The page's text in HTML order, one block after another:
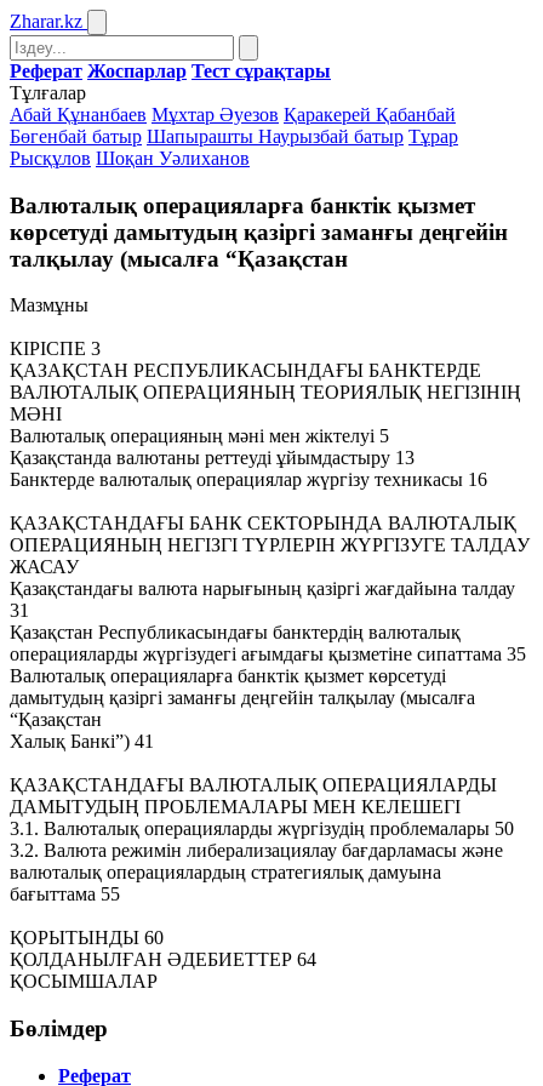
Zharar.kz
Реферат Жоспарлар Тест сұрақтары
Тұлғалар
Абай Құнанбаев Мұхтар Әуезов Қаракерей Қабанбай
Бөгенбай батыр Шапырашты Наурызбай батыр Тұрар
Рысқұлов Шоқан Уәлиханов
Валюталық операцияларға банктік қызмет
көрсетуді дамытудың қазіргі заманғы деңгейін
талқылау (мысалға “Қазақстан
Мазмұны
КІРІСПЕ 3
ҚАЗАҚСТАН РЕСПУБЛИКАСЫНДАҒЫ БАНКТЕРДЕ
ВАЛЮТАЛЫҚ ОПЕРАЦИЯНЫҢ ТЕОРИЯЛЫҚ НЕГІЗІНІҢ
МӘНІ
Валюталық операцияның мәні мен жіктелуі 5
Қазақстанда валютаны реттеуді ұйымдастыру 13
Банктерде валюталық операциялар жүргізу техникасы 16
ҚАЗАҚСТАНДАҒЫ БАНК СЕКТОРЫНДА ВАЛЮТАЛЫҚ
ОПЕРАЦИЯНЫҢ НЕГІЗГІ ТҮРЛЕРІН ЖҮРГІЗУГЕ ТАЛДАУ
ЖАСАУ
Қазақстандағы валюта нарығының қазіргі жағдайына талдау
31
Қазақстан Республикасындағы банктердің валюталық
операцияларды жүргізудегі ағымдағы қызметіне сипаттама 35
Валюталық операцияларға банктік қызмет көрсетуді
дамытудың қазіргі заманғы деңгейін талқылау (мысалға
“Қазақстан
Халық Банкі”) 41
ҚАЗАҚСТАНДАҒЫ ВАЛЮТАЛЫҚ ОПЕРАЦИЯЛАРДЫ
ДАМЫТУДЫҢ ПРОБЛЕМАЛАРЫ МЕН КЕЛЕШЕГІ
3.1. Валюталық операцияларды жүргізудің проблемалары 50
3.2. Валюта режимін либерализациялау бағдарламасы және
валюталық операциялардың стратегиялық дамуына
бағыттама 55
ҚОРЫТЫНДЫ 60
ҚОЛДАНЫЛҒАН ӘДЕБИЕТТЕР 64
ҚОСЫМШАЛАР
Бөлімдер
Реферат